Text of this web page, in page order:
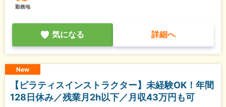
勤務地
気になる 詳細へ
New
【ピラティスインストラクター】未経験OK！年間
128日休み／残業月2h以下／月収43万円も可